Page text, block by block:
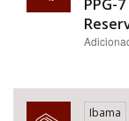
PPG-
Ibama